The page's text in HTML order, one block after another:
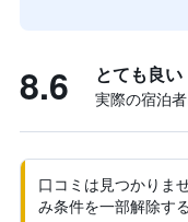
8.6 とても良い
実際の宿泊
口コミは見つかりま
み条件を一部解除す